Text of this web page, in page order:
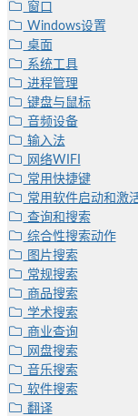
窗口
Windows设置
桌面
系统工具
进程管理
键盘与鼠标
音频设备
输入法
网络WIFI
常用快捷键
常用软件启动和激
查询和搜索
综合性搜索动作
图片搜索
常规搜索
商品搜索
学术搜索
商业查询
网盘搜索
音乐搜索
软件搜索
翻译